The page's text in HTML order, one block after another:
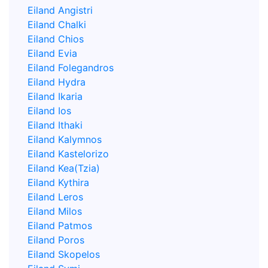
Eiland Angistri
Eiland Chalki
Eiland Chios
Eiland Evia
Eiland Folegandros
Eiland Hydra
Eiland Ikaria
Eiland Ios
Eiland Ithaki
Eiland Kalymnos
Eiland Kastelorizo
Eiland Kea(Tzia)
Eiland Kythira
Eiland Leros
Eiland Milos
Eiland Patmos
Eiland Poros
Eiland Skopelos